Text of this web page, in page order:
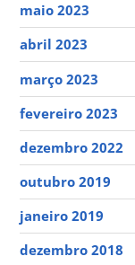
maio 2023
abril 2023
março 2023
fevereiro 2023
dezembro 2022
outubro 2019
janeiro 2019
dezembro 2018